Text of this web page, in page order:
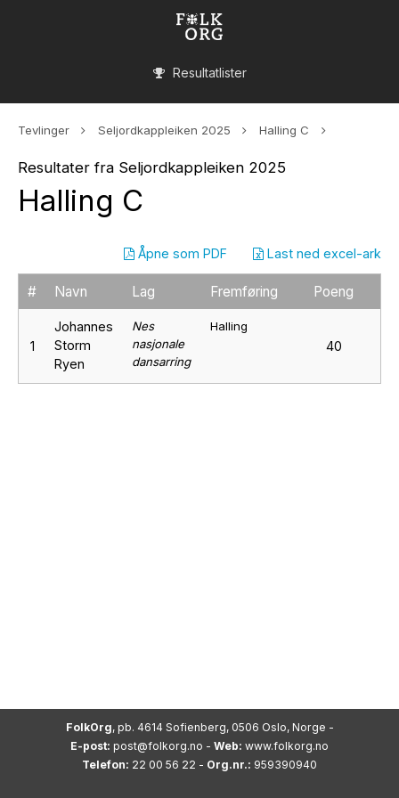
Resultatlister
Tevlinger Seljordkappleiken 2025 Halling C
Resultater fra Seljordkappleiken 2025
Halling C
Last ned excel-ark
Åpne som PDF
# Navn Lag Fremføring Poeng
1
Johannes
Storm
Ryen
Nes
nasjonale
dansarring
Halling
40
FolkOrg, pb. 4614 Sofienberg, 0506 Oslo, Norge -
E-post: post@folkorg.no - Web: www.folkorg.no
Telefon: 22 00 56 22 - Org.nr.: 959390940